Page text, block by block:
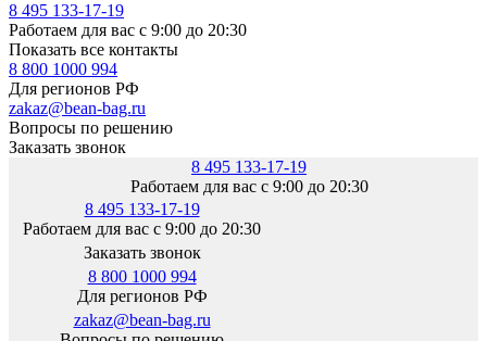
8 495 133-17-19
Работаем для вас с 9:00 до 20:30
Показать все контакты
8 800 1000 994
Для регионов РФ
zakaz@bean-bag.ru
Вопросы по решению
Заказать звонок
8 495 133-17-19
Работаем для вас с 9:00 до 20:30
8 495 133-17-19
Работаем для вас с 9:00 до 20:30
Заказать звонок
8 800 1000 994
Для регионов РФ
zakaz@bean-bag.ru